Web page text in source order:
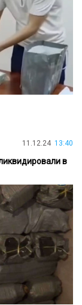
11.12.24 13:40
в